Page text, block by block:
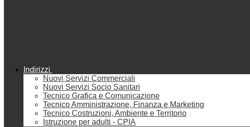
Indirizzi
Nuovi Servizi Commerciali
Nuovi Servizi Socio Sanitari
Tecnico Grafica e Comunicazione
Tecnico Amministrazione, Finanza e Marketing
Tecnico Costruzioni, Ambiente e Territorio
Istruzione per adulti - CPIA